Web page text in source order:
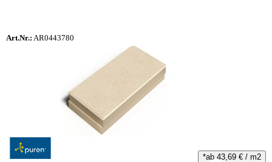
Art.Nr.: AR0443780
*ab 43,69 €/ m2